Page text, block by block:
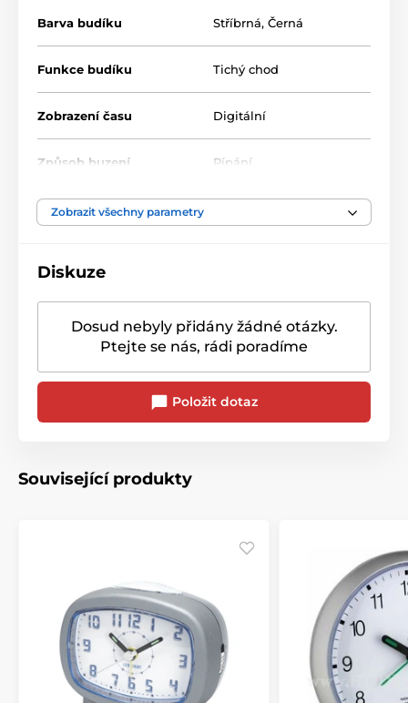
Barva budíku Stříbrná, Černá
Funkce budíku Tichý chod
Zobrazení času Digitální
Způsob buzení Pípání
Zobrazit všechny parametry
Diskuze
Dosud nebyly přidány žádné otázky.
Ptejte se nás, rádi poradíme
Položit dotaz
Související produkty